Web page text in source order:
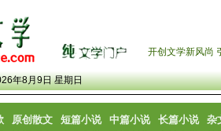
开创文学新风尚
年8月9日 星期日
原创散文 短篇小说 中篇小说 长篇小说
杂